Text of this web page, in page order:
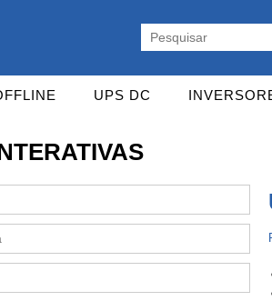
UPS DC